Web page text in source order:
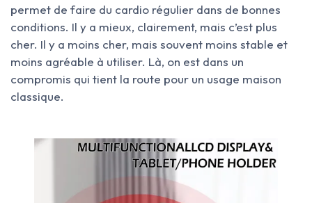
permet de faire du cardio régulier dans de bonnes
conditions. Il y a mieux, clairement, mais c’est plus
cher. Il y a moins cher, mais souvent moins stable et
moins agréable à utiliser. Là, on est dans un
compromis qui tient la route pour un usage maison
classique.